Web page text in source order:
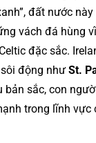
đất nước
vách đá hùng
đặc sắc.
động như St.
bản sắc, con
trong lĩnh vực